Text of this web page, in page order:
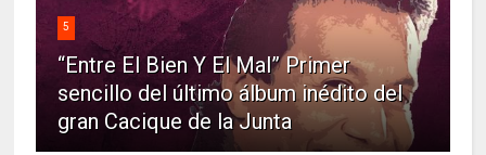
5
“Entre El Bien Y El Mal” Primer
sencillo del último álbum inédito del
gran Cacique de la Junta